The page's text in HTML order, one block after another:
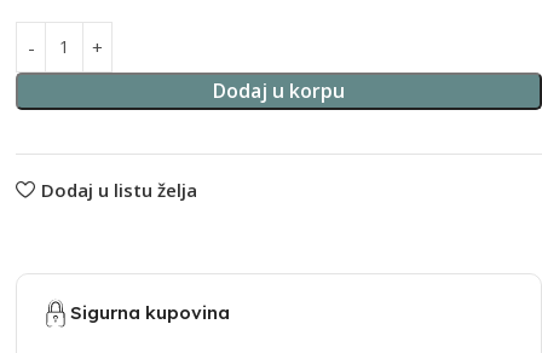
Dodaj u korpu
Alternative:
Dodaj u listu želja
Sigurna kupovina